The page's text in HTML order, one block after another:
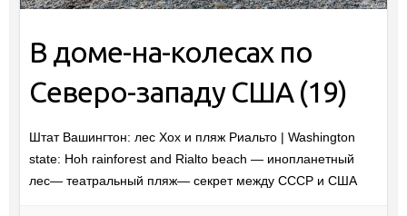
В доме-на-колесах по
Северо-западу США (19)
Штат Вашингтон: лес Хох и пляж Риальто | Washington
state: Hoh rainforest and Rialto beach — инопланетный
лес— театральный пляж— секрет между СССР и США